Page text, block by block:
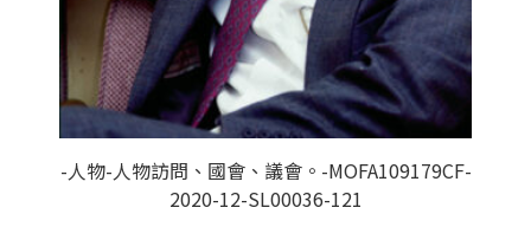
-人物-人物訪問、國會、議會。-MOFA109179CF-
2020-12-SL00036-121